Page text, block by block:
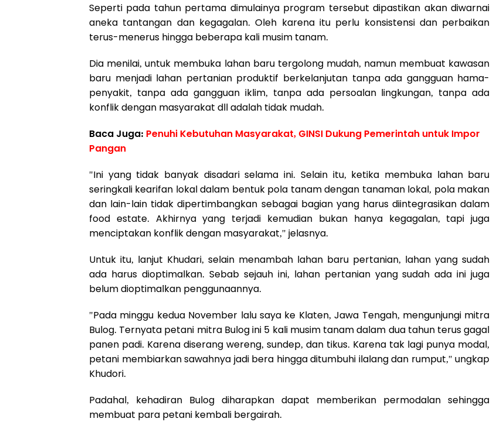
Seperti pada tahun pertama dimulainya program tersebut dipastikan akan diwarnai
aneka tantangan dan kegagalan. Oleh karena itu perlu konsistensi dan perbaikan
terus-menerus hingga beberapa kali musim tanam.
Dia menilai, untuk membuka lahan baru tergolong mudah, namun membuat kawasan
baru menjadi lahan pertanian produktif berkelanjutan tanpa ada gangguan hama-
penyakit, tanpa ada gangguan iklim, tanpa ada persoalan lingkungan, tanpa ada
konflik dengan masyarakat dll adalah tidak mudah.
Baca Juga: Penuhi Kebutuhan Masyarakat, GINSI Dukung Pemerintah untuk Impor
Pangan
"Ini yang tidak banyak disadari selama ini. Selain itu, ketika membuka lahan baru
seringkali kearifan lokal dalam bentuk pola tanam dengan tanaman lokal, pola makan
dan lain-lain tidak dipertimbangkan sebagai bagian yang harus diintegrasikan dalam
food estate. Akhirnya yang terjadi kemudian bukan hanya kegagalan, tapi juga
menciptakan konflik dengan masyarakat," jelasnya.
Untuk itu, lanjut Khudari, selain menambah lahan baru pertanian, lahan yang sudah
ada harus dioptimalkan. Sebab sejauh ini, lahan pertanian yang sudah ada ini juga
belum dioptimalkan penggunaannya.
"Pada minggu kedua November lalu saya ke Klaten, Jawa Tengah, mengunjungi mitra
Bulog. Ternyata petani mitra Bulog ini 5 kali musim tanam dalam dua tahun terus gagal
panen padi. Karena diserang wereng, sundep, dan tikus. Karena tak lagi punya modal,
petani membiarkan sawahnya jadi bera hingga ditumbuhi ilalang dan rumput," ungkap
Khudori.
Padahal, kehadiran Bulog diharapkan dapat memberikan permodalan sehingga
membuat para petani kembali bergairah.